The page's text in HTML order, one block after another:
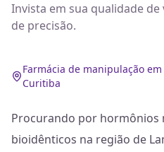
Invista em sua qualidade
de precisão.
Farmácia de manipulação
Curitiba
Procurando por hormônios
bioidênticos na região de